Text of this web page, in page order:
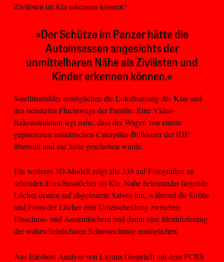
Zivilisten im Kia erkennen können?
»Der Schütze im Panzer hätte die
Autoinsassen angesichts der
unmittelbaren Nähe als Zivilisten und
Kinder erkennen können.«
Satellitenbilder ermöglichen die Lokalisierung des Kias und
des benutzten Fluchtwegs der Familie. Eine Video-
Rekonstruktion legt nahe, dass der Wagen von einem
gepanzerten militärischen Caterpillar-Bulldozer der IDF
überrollt und zur Seite geschoben wurde.
Ein weiteres 3D-Modell zeigt alle 335 auf Fotografien zu
sehenden Einschusslöcher im Kia. Nahe beieinander liegende
Löcher deuten auf abgefeuerte Salven hin, während die Größe
und Form der Löcher eine Unterscheidung zwischen
Einschuss- und Austrittlöchern und damit eine Identifizierung
der wahrscheinlichsten Schussrichtung ermöglichen.
Aus Earshots Analyse von Layans Gespräch mit dem PCRS